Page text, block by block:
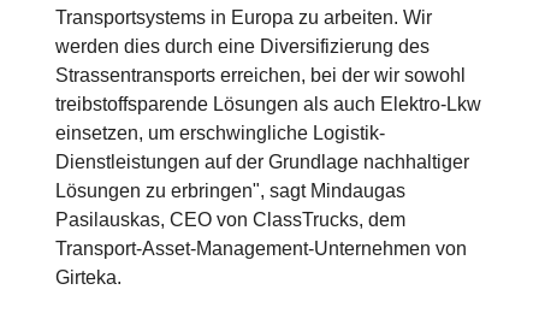
Transportsystems in Europa zu arbeiten. Wir
werden dies durch eine Diversifizierung des
Strassentransports erreichen, bei der wir sowohl
treibstoffsparende Lösungen als auch Elektro-Lkw
einsetzen, um erschwingliche Logistik-
Dienstleistungen auf der Grundlage nachhaltiger
Lösungen zu erbringen", sagt Mindaugas
Pasilauskas, CEO von ClassTrucks, dem
Transport-Asset-Management-Unternehmen von
Girteka.